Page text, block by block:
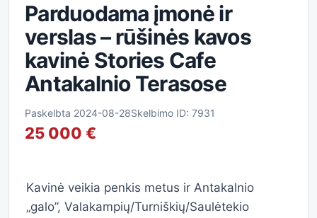
Parduodama įmonė ir
verslas – rūšinės kavos
kavinė Stories Cafe
Antakalnio Terasose
Paskelbta 2024-08-28Skelbimo ID: 7931
25 000 €
Kavinė veikia penkis metus ir Antakalnio
„galo”, Valakampių/Turniškių/Saulėtekio